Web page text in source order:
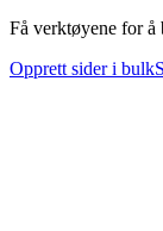
Få verktøyene for å
Opprett sider i bulk